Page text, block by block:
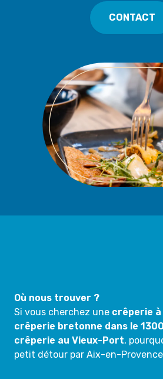
CONTACT
Où nous trouver ?
Si vous cherchez une crêperie à
crêperie bretonne dans le
crêperie au Vieux-Port,
petit détour par Aix-en-